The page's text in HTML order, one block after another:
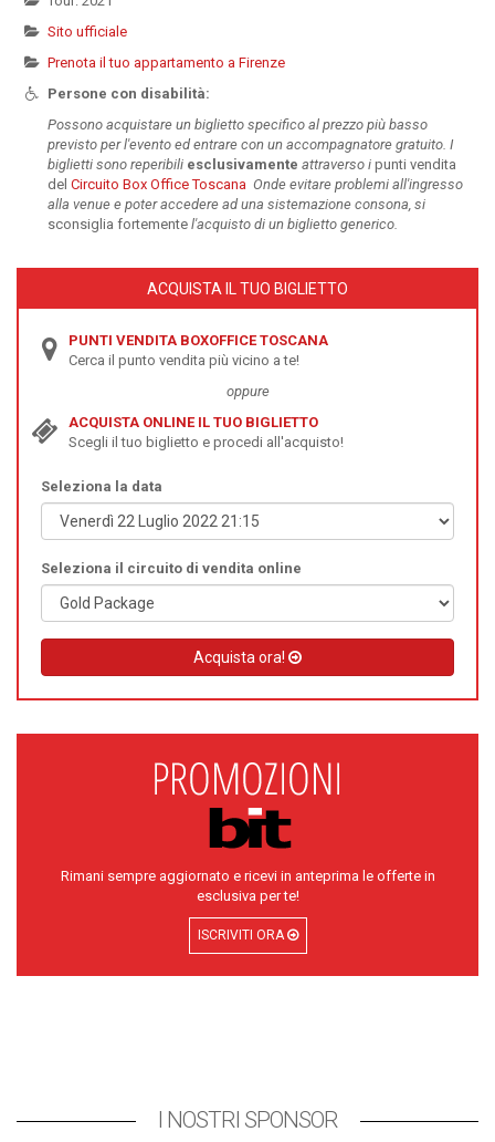
Sito ufficiale
Prenota il tuo appartamento a Firenze
Persone con disabilità:
Possono acquistare un biglietto specifico al prezzo più basso
previsto per l'evento ed entrare con un accompagnatore gratuito. I
biglietti sono reperibili esclusivamente attraverso i punti vendita
del Circuito Box Office Toscana Onde evitare problemi all'ingresso
alla venue e poter accedere ad una sistemazione consona, si
sconsiglia fortemente l'acquisto di un biglietto generico.
ACQUISTA IL TUO BIGLIETTO
PUNTI VENDITA BOXOFFICE TOSCANA
Cerca il punto vendita più vicino a te!
oppure
ACQUISTA ONLINE IL TUO BIGLIETTO
Scegli il tuo biglietto e procedi all'acquisto!
Seleziona la data
Seleziona il circuito di vendita online
Acquista ora!
Rimani sempre aggiornato e ricevi in anteprima le offerte in
esclusiva per te!
ISCRIVITI ORA
I NOSTRI SPONSOR